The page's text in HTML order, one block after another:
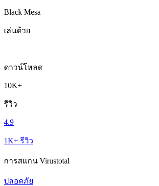
Black Mesa
เล่นด้วย
ดาวน์โหลด
10K+
รีวิว
4.9
1K+ รีวิว
การสแกน Virustotal
ปลอดภัย